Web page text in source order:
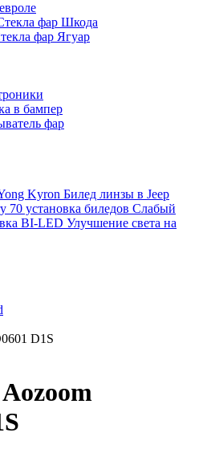
фар Шкода
фар Ягуар
в бампер
фар
Kyron Билед линзы в Jeep
70 установка биледов Слабый
BI-LED Улучшение света на
D1S